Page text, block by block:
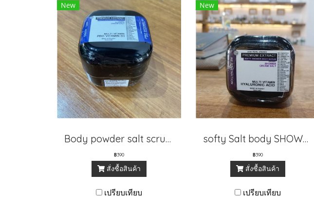
New
Body powder salt scrub สีน้ำเงิน
฿390
สั่งซื้อสินค้า
เปรียบเทียบ
New
softy Salt body SHOWER Scrub
฿390
สั่งซื้อสินค้า
เปรียบเทียบ